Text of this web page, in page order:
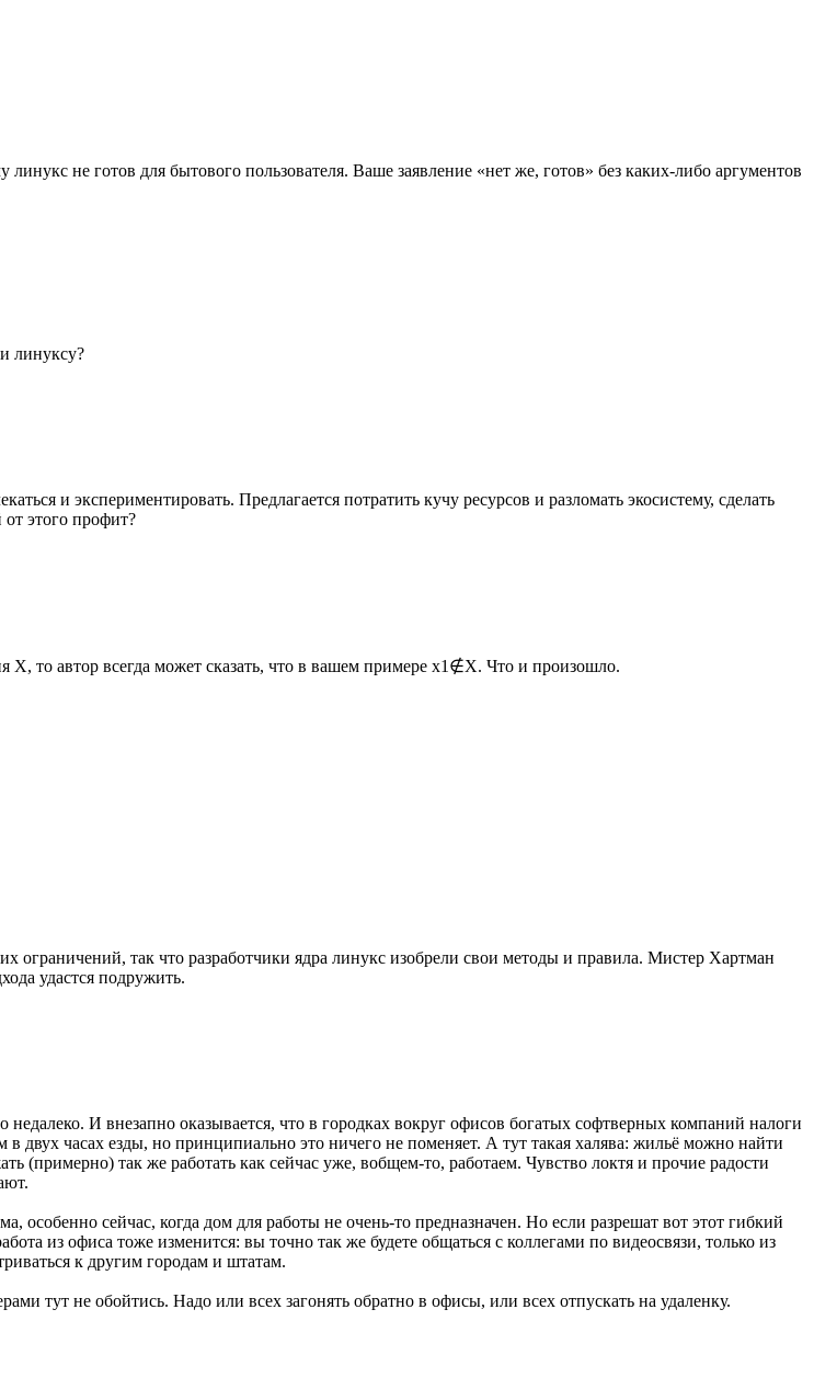
не готов для бытового пользователя. Ваше заявление «нет же, готов» без каких-либо аргументов
линуксу?
и экспериментировать. Предлагается потратить кучу ресурсов и разломать экосистему, сделать
этого профит?
то автор всегда может сказать, что в вашем примере x1∉X. Что и произошло.
ограничений, так что разработчики ядра линукс изобрели свои методы и правила. Мистер Хартман
удастся подружить.
недалеко. И внезапно оказывается, что в городках вокруг офисов богатых софтверных компаний налоги
часах езды, но принципиально это ничего не поменяет. А тут такая халява: жильё можно найти
так же работать как сейчас уже, вобщем-то, работаем. Чувство локтя и прочие радости
особенно сейчас, когда дом для работы не очень-то предназначен. Но если разрешат вот этот гибкий
из офиса тоже изменится: вы точно так же будете общаться с коллегами по видеосвязи, только из
к другим городам и штатам.
тут не обойтись. Надо или всех загонять обратно в офисы, или всех отпускать на удаленку.